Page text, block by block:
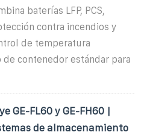
baterías LFP, PCS,
contra incendios y
de temperatura
contenedor estándar para
GE-FL60 y GE-FH60 |
de almacenamiento